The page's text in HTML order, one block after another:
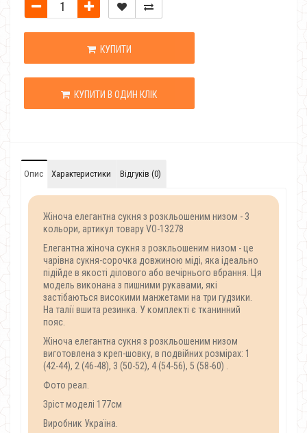
КУПИТИ
КУПИТИ В ОДИН КЛІК
Опис Характеристики Відгуків (0)
Жіноча елегантна сукня з розкльошеним низом - 3
кольори, артикул товару VO-13278
Елегантна жіноча сукня з розкльошеним низом - це
чарівна сукня-сорочка довжиною міді, яка ідеально
підійде в якості ділового або вечірнього вбрання. Ця
модель виконана з пишними рукавами, які
застібаються високими манжетами на три гудзики.
На талії вшита резинка. У комплекті є тканинний
пояс.
Жіноча елегантна сукня з розкльошеним низом
виготовлена з креп-шовку, в подвійних розмірах: 1
(42-44), 2 (46-48), 3 (50-52), 4 (54-56), 5 (58-60) .
Фото реал.
Зріст моделі 177см
Виробник Україна.